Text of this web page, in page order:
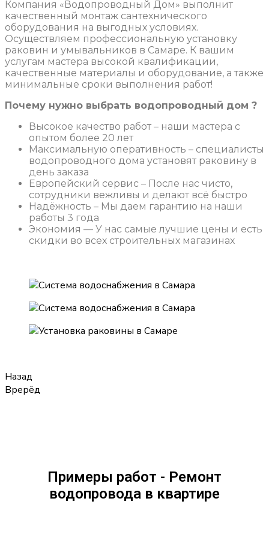
Компания «Водопроводный Дом» выполнит
качественный монтаж сантехнического
оборудования на выгодных условиях.
Осуществляем профессиональную установку
раковин и умывальников в Самаре. К вашим
услугам мастера высокой квалификации,
качественные материалы и оборудование, а также
минимальные сроки выполнения работ!
Почему нужно выбрать водопроводный дом ?
Высокое качество работ – наши мастера с
опытом более 20 лет
Максимальную оперативность – специалисты
водопроводного дома установят раковину в
день заказа
Европейский сервис – После нас чисто,
сотрудники вежливы и делают всё быстро
Надёжность – Мы даем гарантию на наши
работы 3 года
Экономия — У нас самые лучшие цены и есть
скидки во всех строительных магазинах
Назад
Врерёд
Примеры работ - Ремонт
водопровода в квартире